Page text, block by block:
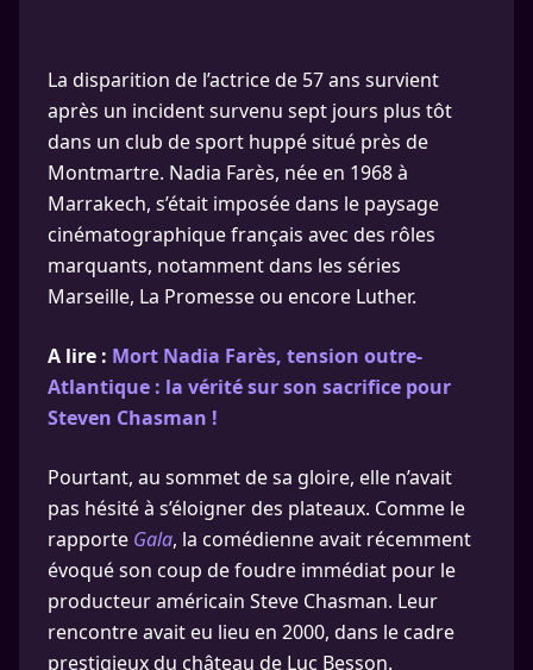
La disparition de l’actrice de 57 ans survient
après un incident survenu sept jours plus tôt
dans un club de sport huppé situé près de
Montmartre. Nadia Farès, née en 1968 à
Marrakech, s’était imposée dans le paysage
cinématographique français avec des rôles
marquants, notamment dans les séries
Marseille, La Promesse ou encore Luther.
A lire : Mort Nadia Farès, tension outre-
Atlantique : la vérité sur son sacrifice pour
Steven Chasman !
Pourtant, au sommet de sa gloire, elle n’avait
pas hésité à s’éloigner des plateaux. Comme le
rapporte Gala, la comédienne avait récemment
évoqué son coup de foudre immédiat pour le
producteur américain Steve Chasman. Leur
rencontre avait eu lieu en 2000, dans le cadre
prestigieux du château de Luc Besson.